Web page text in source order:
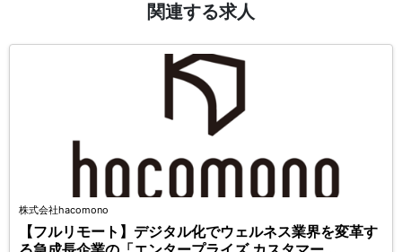
関連する求人
株式会社hacomono
【フルリモート】デジタル化でウェルネス業界を変革す